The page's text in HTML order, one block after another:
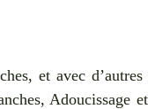
et avec
Adoucissage